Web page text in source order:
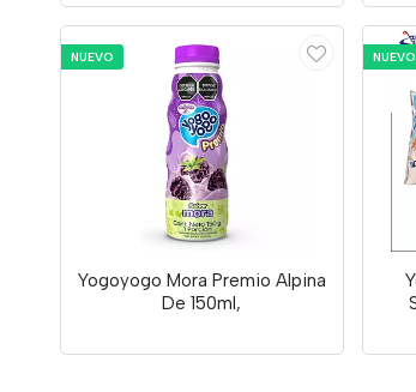
NUEVO
Yogoyogo Mora Premio Alpina
De 150ml,
NUEVO